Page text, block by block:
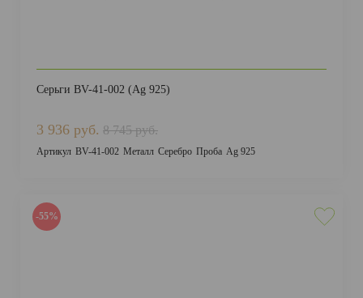
Серьги BV-41-002 (Ag 925)
3 936 руб. 8 745 руб.
Артикул BV-41-002 Металл Серебро Проба Ag 925
-55%